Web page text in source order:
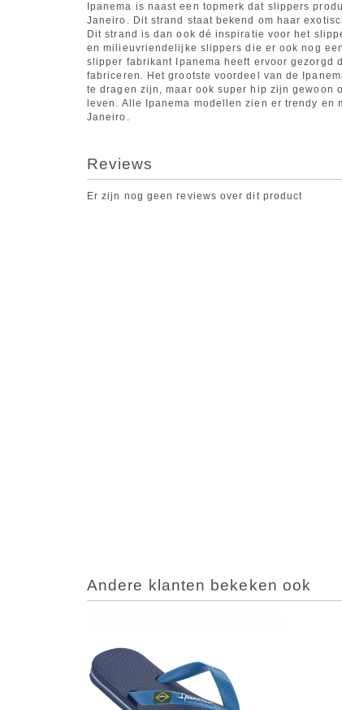
Ipanema is naast een topmerk dat slippers
Janeiro. Dit strand staat bekend om haar
Dit strand is dan ook dé inspiratie voor het
en milieuvriendelijke slippers die er ook nog
slipper fabrikant Ipanema heeft ervoor gezorgd
fabriceren. Het grootste voordeel van de
te dragen zijn, maar ook super hip zijn
leven. Alle Ipanema modellen zien er trendy
Janeiro.
Reviews
Er zijn nog geen reviews over dit product
Andere klanten bekeken ook